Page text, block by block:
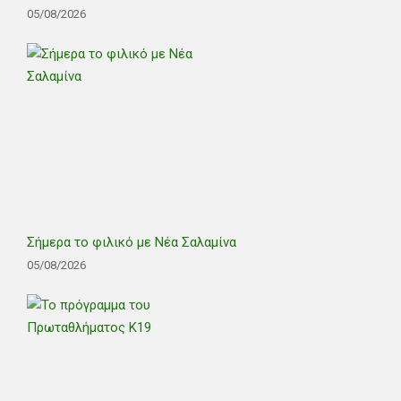
05/08/2026
Σήμερα το φιλικό με Νέα Σαλαμίνα
05/08/2026